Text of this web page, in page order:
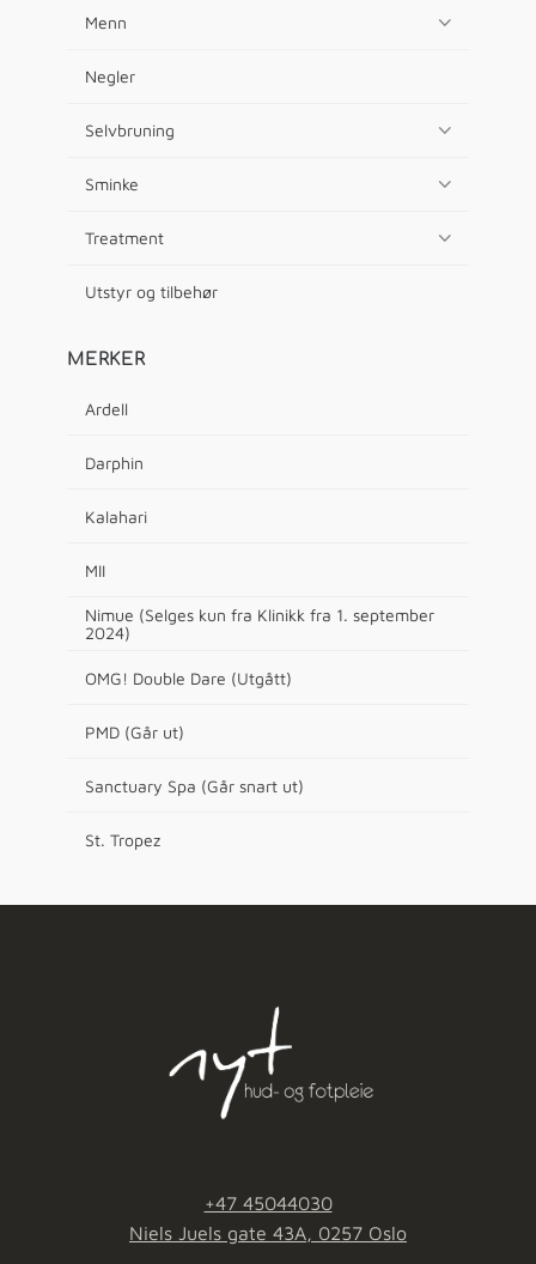
Menn
Negler
Selvbruning
Sminke
Treatment
Utstyr og tilbehør
MERKER
Ardell
Darphin
Kalahari
MII
Nimue (Selges kun fra Klinikk fra 1. september
2024)
OMG! Double Dare (Utgått)
PMD (Går ut)
Sanctuary Spa (Går snart ut)
St. Tropez
+47 45044030
Niels Juels gate 43A, 0257 Oslo